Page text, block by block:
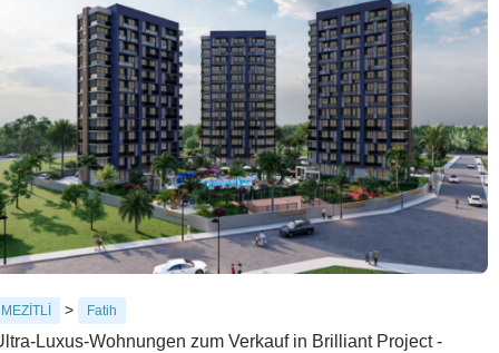
MEZİTLİ > Fatih
Luxus-Wohnungen zum Verkauf in Brilliant Project -